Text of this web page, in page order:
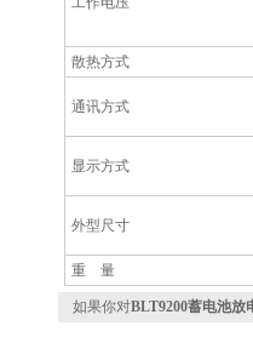
散热方式
通讯方式
显示方式
外型尺寸
重 量
如果你对BLT9200蓄电池放